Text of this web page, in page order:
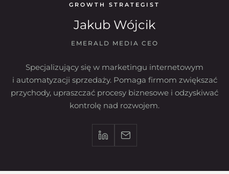
GROWTH STRATEGIST
Jakub Wójcik
EMERALD MEDIA CEO
Specjalizujący się w marketingu internetowym
i automatyzacji sprzedaży. Pomaga firmom zwiększać
przychody, upraszczać procesy biznesowe i odzyskiwać
kontrolę nad rozwojem.